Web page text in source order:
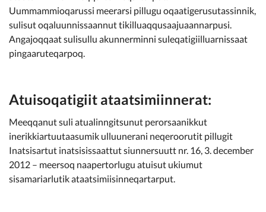
Uummammioqarussi meerarsi pillugu oqaatigerusutassinnik,
sulisut oqaluunnissaannut tikilluaqqusaajuaannarpusi.
Angajoqqaat sulisullu akunnerminni suleqatigiilluarnissaat
pingaaruteqarpoq.
Atuisoqatigiit ataatsimiinnerat:
Meeqqanut suli atualinngitsunut perorsaanikkut
inerikkiartuutaasumik ulluunerani neqeroorutit pillugit
Inatsisartut inatsisissaattut siunnersuutt nr. 16, 3. december
2012 – meersoq naapertorlugu atuisut ukiumut
sisamariarlutik ataatsimiisinneqartarput.